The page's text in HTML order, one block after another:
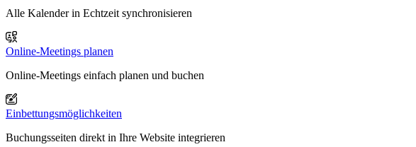
Alle Kalender in Echtzeit synchronisieren
Online-Meetings planen
Online-Meetings einfach planen und buchen
Einbettungsmöglichkeiten
Buchungsseiten direkt in Ihre Website integrieren